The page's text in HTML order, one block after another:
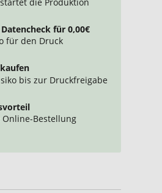
für 0,00€
für den Druck
bis zur Druckfreigabe
Bestellung